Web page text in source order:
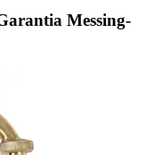
Messing-